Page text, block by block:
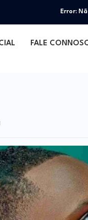
Error:
FALE